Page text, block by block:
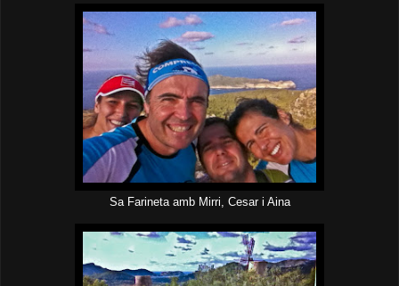
Sa Farineta amb Mirri, Cesar i Aina